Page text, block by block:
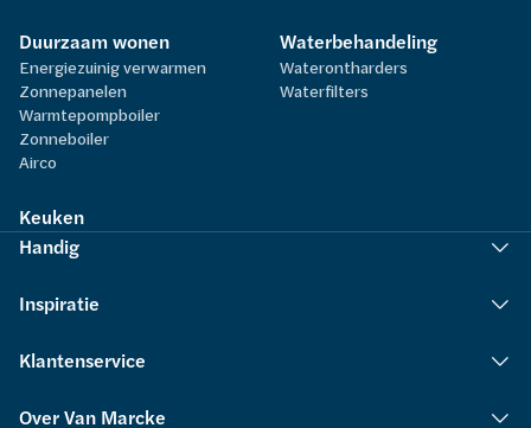
Duurzaam wonen
Energiezuinig verwarmen
Zonnepanelen
Warmtepompboiler
Zonneboiler
Airco
Waterbehandeling
Waterontharders
Waterfilters
Keuken
Handig
Inspiratie
Klantenservice
Over Van Marcke